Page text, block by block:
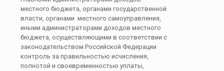
местного бюджета, органами государственной
власти, органами местного самоуправления,
иными администраторами доходов местного
бюджета, осуществляющими в соответствии с
законодательством Российской Федерации
контроль за правильностью исчисления,
полнотой и своевременностью уплаты,